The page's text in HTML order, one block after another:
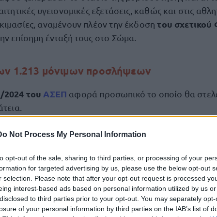
Not Process My Personal Information
opt-out of the sale, sharing to third parties, or processing of your
for targeted advertising by us, please use the below opt-out
selection. Please note that after your opt-out request is processed
interest-based ads based on personal information utilized by us
to third parties prior to your opt-out. You may separately
of your personal information by third parties on the IAB’s list of
υγειονομικές εξετάσεις, καθώς και στις
αναμένουν πλέον την έκδοσητου
επίσημη ένταξή τους στο Σώμα.
1.213 μόνιμων προσλήψεων
του ΑΣΕΠ αφορά προσωπικό το οποίο θα
θέσεων εργασίαςανά εκπαιδευτική βαθμίδα
Εκπαίδευση (ΠΕ):208 θέσεις
(ΤΕ):218 θέσεις
Εκπαίδευση (ΔΕ):787 θέσεις